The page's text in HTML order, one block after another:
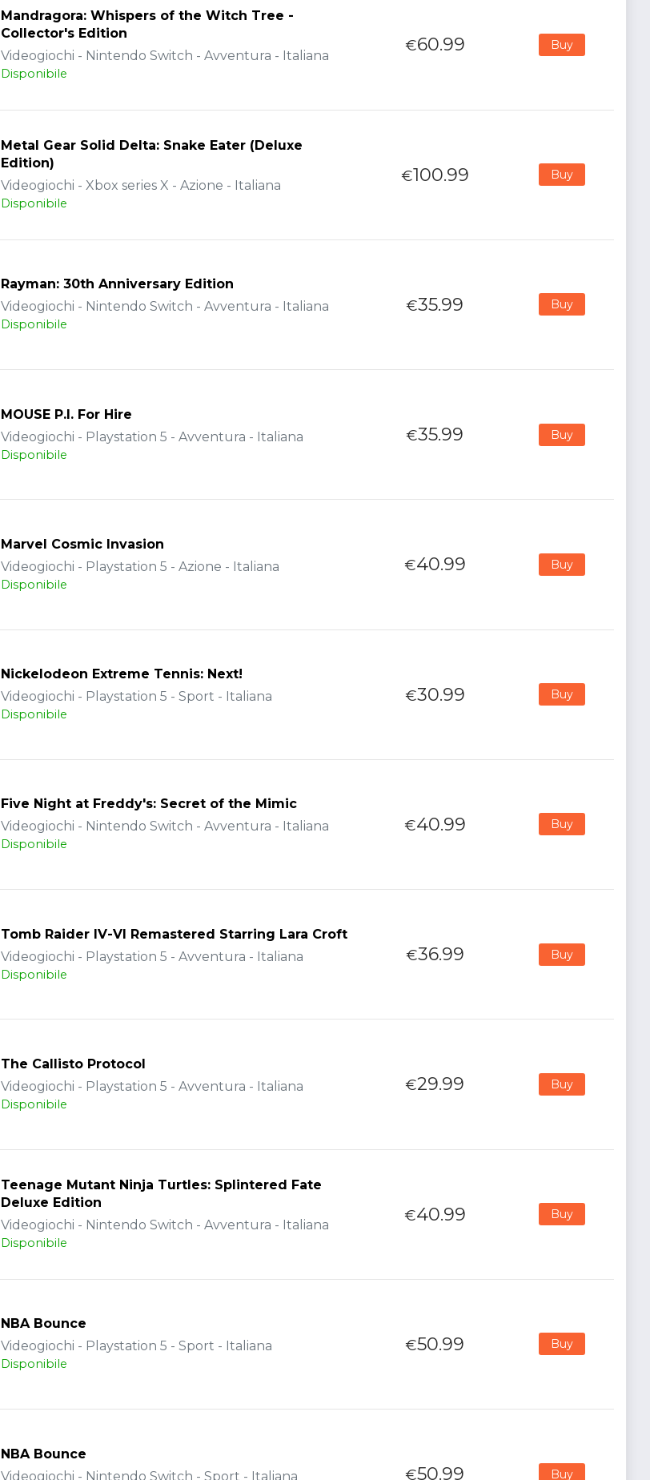
Mandragora: Whispers of the Witch Tree -
Collector's Edition
Videogiochi - Nintendo Switch - Avventura - Italiana
Disponibile
€60.99 Buy
Metal Gear Solid Delta: Snake Eater (Deluxe
Edition)
Videogiochi - Xbox series X - Azione - Italiana
Disponibile
€100.99 Buy
Rayman: 30th Anniversary Edition
Videogiochi - Nintendo Switch - Avventura - Italiana
Disponibile
€35.99 Buy
MOUSE P.I. For Hire
Videogiochi - Playstation 5 - Avventura - Italiana
Disponibile
€35.99 Buy
Marvel Cosmic Invasion
Videogiochi - Playstation 5 - Azione - Italiana
Disponibile
€40.99 Buy
Nickelodeon Extreme Tennis: Next!
Videogiochi - Playstation 5 - Sport - Italiana
Disponibile
€30.99 Buy
Five Night at Freddy's: Secret of the Mimic
Videogiochi - Nintendo Switch - Avventura - Italiana
Disponibile
€40.99 Buy
Tomb Raider IV-VI Remastered Starring Lara Croft
Videogiochi - Playstation 5 - Avventura - Italiana
Disponibile
€36.99 Buy
The Callisto Protocol
Videogiochi - Playstation 5 - Avventura - Italiana
Disponibile
€29.99 Buy
Teenage Mutant Ninja Turtles: Splintered Fate
Deluxe Edition
Videogiochi - Nintendo Switch - Avventura - Italiana
Disponibile
€40.99 Buy
NBA Bounce
Videogiochi - Playstation 5 - Sport - Italiana
Disponibile
€50.99 Buy
NBA Bounce
Videogiochi - Nintendo Switch - Sport - Italiana
€50.99 Buy